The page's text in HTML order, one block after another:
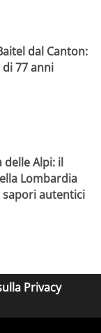
dal Canton:
77 anni
delle Alpi: il
Lombardia
autentici
Privacy